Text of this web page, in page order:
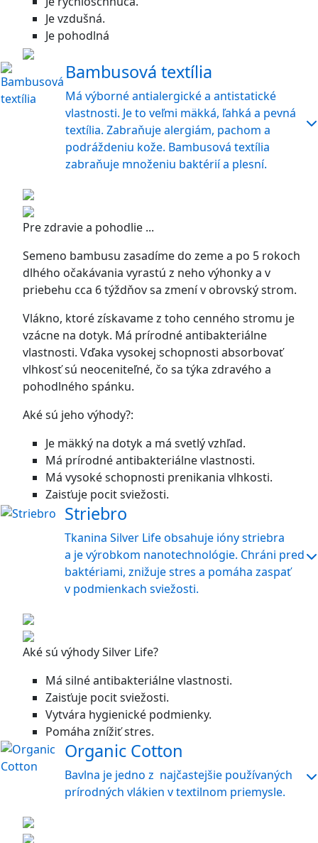
Je vzdušná.
Je pohodlná
Bambusová textília
Má výborné antialergické a antistatické
vlastnosti. Je to veľmi mäkká, ľahká a pevná
textília. Zabraňuje alergiám, pachom a
podráždeniu kože. Bambusová textília
zabraňuje množeniu baktérií a plesní.
Pre zdravie a pohodlie ...
Semeno bambusu zasadíme do zeme a po 5 rokoch
dlhého očakávania vyrastú z neho výhonky a v
priebehu cca 6 týždňov sa zmení v obrovský strom.
Vlákno, ktoré získavame z toho cenného stromu je
vzácne na dotyk. Má prírodné antibakteriálne
vlastnosti. Vďaka vysokej schopnosti absorbovať
vlhkosť sú neoceniteľné, čo sa týka zdravého a
pohodlného spánku.
Aké sú jeho výhody?:
Je mäkký na dotyk a má svetlý vzhľad.
Má prírodné antibakteriálne vlastnosti.
Má vysoké schopnosti prenikania vlhkosti.
Zaisťuje pocit sviežosti.
Striebro
Tkanina Silver Life obsahuje ióny striebra
a je výrobkom nanotechnológie. Chráni pred
baktériami, znižuje stres a pomáha zaspať
v podmienkach sviežosti.
Aké sú výhody Silver Life?
Má silné antibakteriálne vlastnosti.
Zaisťuje pocit sviežosti.
Vytvára hygienické podmienky.
Pomáha znížiť stres.
Organic Cotton
Bavlna je jedno z najčastejšie používaných
prírodných vlákien v textilnom priemysle.